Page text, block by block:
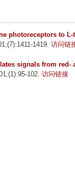
photoreceptors to
1419. 访问链
signals from red-
102. 访问链接